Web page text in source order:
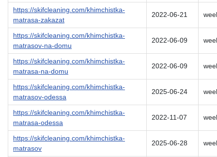
https://skifcleaning.com/khimchistka-
matrasa-zakazat
2022-06-21
https://skifcleaning.com/khimchistka-
matrasov-na-domu
2022-06-09
https://skifcleaning.com/khimchistka-
matrasa-na-domu
2022-06-09
https://skifcleaning.com/khimchistka-
matrasov-odessa
2025-06-24
https://skifcleaning.com/khimchistka-
matrasa-odessa
2022-11-07
https://skifcleaning.com/khimchistka-
matrasov
2025-06-28